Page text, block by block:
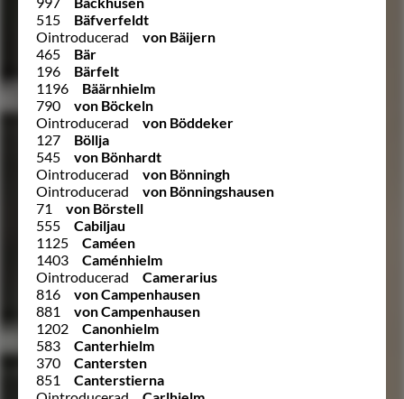
515
Bäfverfeldt
Ointroducerad
von Bäijern
465
Bär
196
Bärfelt
1196
Bäärnhielm
790
von Böckeln
Ointroducerad
von Böddeker
127
Böllja
545
von Bönhardt
Ointroducerad
von Bönningh
Ointroducerad
von Bönningshausen
71
von Börstell
555
Cabiljau
1125
Caméen
1403
Caménhielm
Ointroducerad
Camerarius
816
von Campenhausen
881
von Campenhausen
1202
Canonhielm
583
Canterhielm
370
Cantersten
851
Canterstierna